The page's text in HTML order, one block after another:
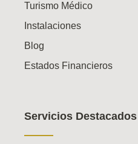
Turismo Médico
Instalaciones
Blog
Estados Financieros
Servicios Destacados